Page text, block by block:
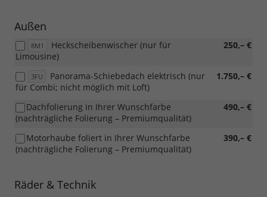
Außen
8M1 250,– €
Heckscheibenwischer (nur für
Limousine)
3FU 1.750,– €
Panorama-Schiebedach elektrisch (nur
für Combi; nicht möglich mit Loft)
490,– €
Dachfolierung in Ihrer Wunschfarbe
(nachträgliche Folierung – Premiumqualität)
390,– €
Motorhaube foliert in Ihrer Wunschfarbe
(nachträgliche Folierung – Premiumqualität)
Räder & Technik